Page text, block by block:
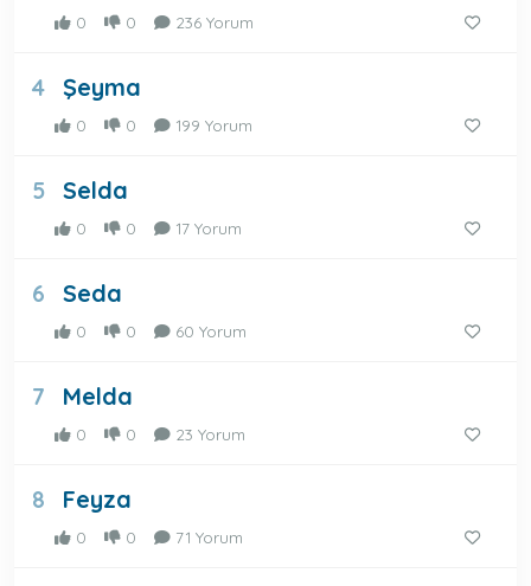
0 0 236 Yorum
4 Şeyma
0 0 199 Yorum
5 Selda
0 0 17 Yorum
6 Seda
0 0 60 Yorum
7 Melda
0 0 23 Yorum
8 Feyza
0 0 71 Yorum